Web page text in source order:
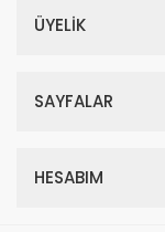
ÜYELİK
SAYFALAR
HESABIM